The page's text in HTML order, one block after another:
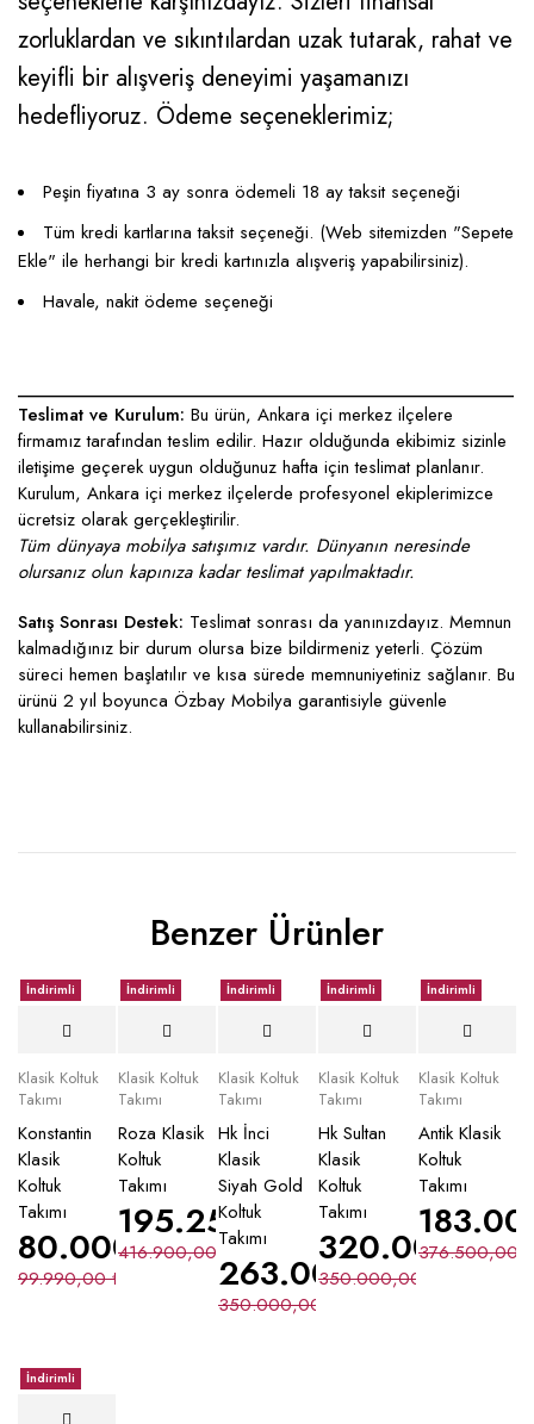
zorluklardan ve sıkıntılardan uzak tutarak, rahat ve
keyifli bir alışveriş deneyimi yaşamanızı
hedefliyoruz. Ödeme seçeneklerimiz;
Peşin fiyatına 3 ay sonra ödemeli 18 ay taksit seçeneği
Tüm kredi kartlarına taksit seçeneği. (Web sitemizden "Sepete
Ekle" ile herhangi bir kredi kartınızla alışveriş yapabilirsiniz).
Havale, nakit ödeme seçeneği
____________________________________________________
Teslimat ve Kurulum: Bu ürün, Ankara içi merkez ilçelere
firmamız tarafından teslim edilir. Hazır olduğunda ekibimiz sizinle
iletişime geçerek uygun olduğunuz hafta için teslimat planlanır.
Kurulum, Ankara içi merkez ilçelerde profesyonel ekiplerimizce
ücretsiz olarak gerçekleştirilir.
Tüm dünyaya mobilya satışımız vardır. Dünyanın neresinde
olursanız olun kapınıza kadar teslimat yapılmaktadır.
Satış Sonrası Destek: Teslimat sonrası da yanınızdayız. Memnun
kalmadığınız bir durum olursa bize bildirmeniz yeterli. Çözüm
süreci hemen başlatılır ve kısa sürede memnuniyetiniz sağlanır. Bu
ürünü 2 yıl boyunca Özbay Mobilya garantisiyle güvenle
kullanabilirsiniz.
Benzer Ürünler
İndirimli
Klasik Koltuk
Takımı
Konstantin
Klasik
Koltuk
Takımı
99.990,00₺
80.000,00₺
İndirimli
Klasik Koltuk
Takımı
Roza Klasik
Koltuk
Takımı
416.900,00₺
195.250,00 ₺
İndirimli
Klasik Koltuk
Takımı
Hk İnci
Klasik
Siyah Gold
Koltuk
Takımı
350.000,00
263.000,00₺
İndirimli
Klasik Koltuk
Takımı
Hk Sultan
Klasik
Koltuk
Takımı
350.000,00
320.000,00
İndirimli
Klasik Koltuk
Takımı
Antik Klasik
Koltuk
Takımı
376.500,00
İndirimli